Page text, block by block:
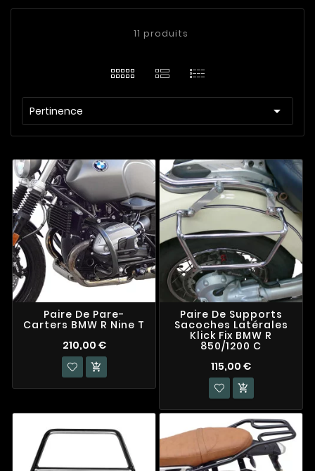
11 produits
Pertinence 
Paire De Pare-
Carters BMW R Nine T
210,00 €

Paire De Supports
Sacoches Latérales
Klick Fix BMW R
850/1200 C
115,00 €
